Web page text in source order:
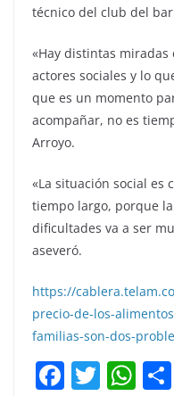
técnico del club del
«Hay distintas
actores sociales y lo
que es un momento
acompañar, no es
Arroyo.
«La situación social es
tiempo largo, porque
dificultades va a ser
aseveró.
https://
precio-de-los-
familias-son-dos-
F T W